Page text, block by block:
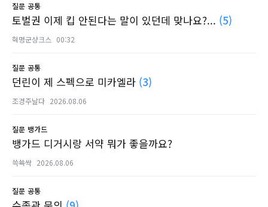
질문 공통
토벌권 이제 킵 안된다는 말이 있던데 맞나요?... (5)
혁명군샹크스 00:32
질문 공통
던린이 제 스펙으로 미카엘라 (3)
조경주날다 2026.08.06
질문 뱅가드
뱅가드 디거시랑 서약 뭐가 좋을까요?
쓱쑉쌱 2026.08.06
질문 공통